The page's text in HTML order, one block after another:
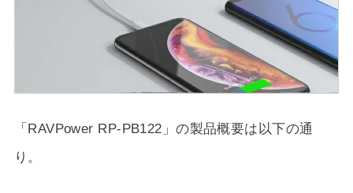
「RAVPower RP-PB122」の製品概要は以下の通
り。